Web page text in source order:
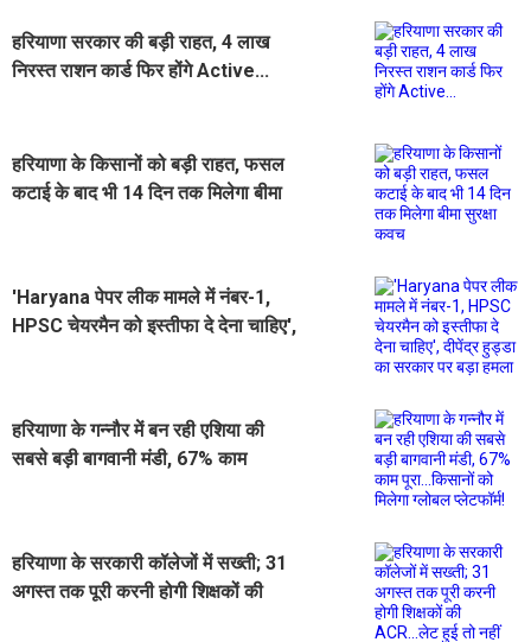
हरियाणा सरकार की बड़ी राहत, 4 लाख
निरस्त राशन कार्ड फिर होंगे Active...
हरियाणा के किसानों को बड़ी राहत, फसल
कटाई के बाद भी 14 दिन तक मिलेगा बीमा
'Haryana पेपर लीक मामले में नंबर-1,
HPSC चेयरमैन को इस्तीफा दे देना चाहिए',
हरियाणा के गन्नौर में बन रही एशिया की
सबसे बड़ी बागवानी मंडी, 67% काम
हरियाणा के सरकारी कॉलेजों में सख्ती; 31
अगस्त तक पूरी करनी होगी शिक्षकों की